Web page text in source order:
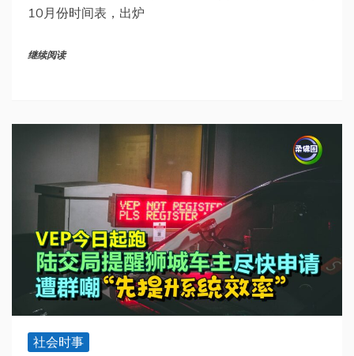
10月份时间表，出炉
继续阅读
社会时事